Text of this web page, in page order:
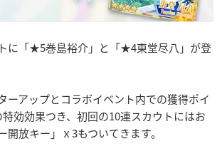
に「★5巻島裕介」と「★4東堂尽八 」が登
ーアップとコラボイベント内での獲得ポイ
効効果つき、初回の10連スカウトにはお
開放キー」ｘ3もついてきます。